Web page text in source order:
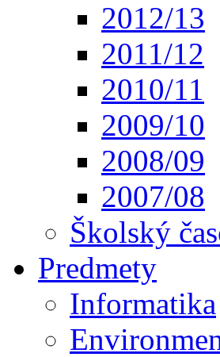
2012/13
2011/12
2010/11
2009/10
2008/09
2007/08
Školský
Predmety
Informatika